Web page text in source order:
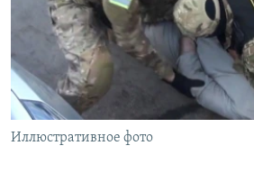
СОЦИАЛЬНЫЕ СЕТИ
Иллюстративное фото